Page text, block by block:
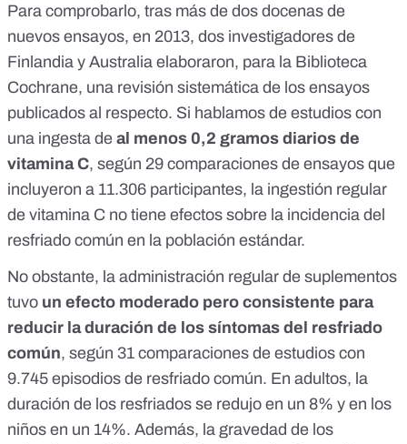
Para comprobarlo, tras más de dos docenas de
nuevos ensayos, en 2013, dos investigadores de
Finlandia y Australia elaboraron, para la Biblioteca
Cochrane, una revisión sistemática de los ensayos
publicados al respecto. Si hablamos de estudios con
una ingesta de al menos 0,2 gramos diarios de
vitamina C, según 29 comparaciones de ensayos que
incluyeron a 11.306 participantes, la ingestión regular
de vitamina C no tiene efectos sobre la incidencia del
resfriado común en la población estándar.
No obstante, la administración regular de suplementos
tuvo un efecto moderado pero consistente para
reducir la duración de los síntomas del resfriado
común, según 31 comparaciones de estudios con
9.745 episodios de resfriado común. En adultos, la
duración de los resfriados se redujo en un 8% y en los
niños en un 14%. Además, la gravedad de los